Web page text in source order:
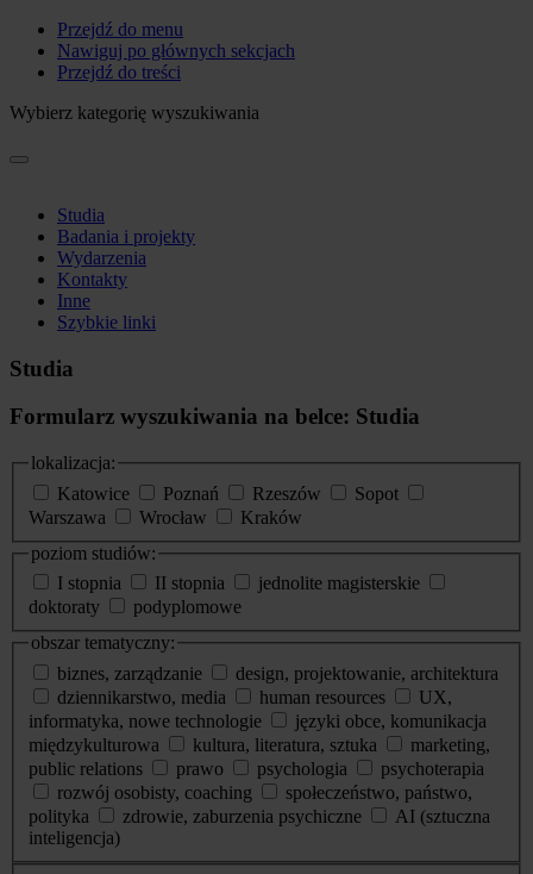
Przejdź do menu
Nawiguj po głównych sekcjach
Przejdź do treści
Wybierz kategorię wyszukiwania
Studia
Badania i projekty
Wydarzenia
Kontakty
Inne
Szybkie linki
Studia
Formularz wyszukiwania na belce: Studia
lokalizacja:
Katowice
Poznań Rzeszów
Sopot
Warszawa
Wrocław
Kraków
poziom studiów:
I stopnia
II stopnia
jednolite magisterskie
doktoraty
podyplomowe
obszar tematyczny:
biznes, zarządzanie
design, projektowanie, architektura
dziennikarstwo, media
human resources
UX,
informatyka, nowe technologie
języki obce, komunikacja
międzykulturowa
kultura, literatura, sztuka
marketing,
public relations
prawo psychologia
psychoterapia
rozwój osobisty, coaching
społeczeństwo, państwo,
polityka
zdrowie, zaburzenia psychiczne
AI (sztuczna
inteligencja)